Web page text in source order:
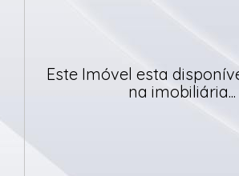
Este Imóvel esta
na imobiliária...